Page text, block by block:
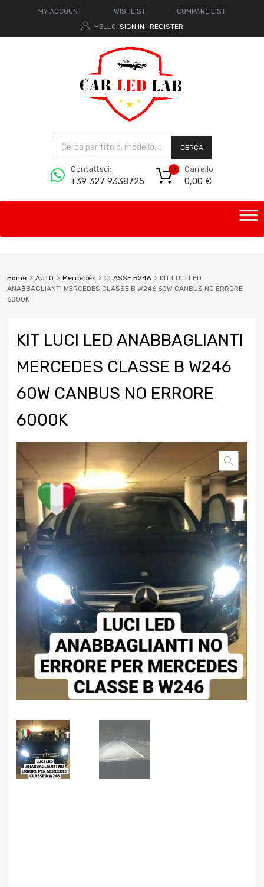
MY ACCOUNT WISHLIST
COMPARE LIST
HELLO. SIGN IN REGISTER
CERCA
Contattaci:
+39 327 9338725
Carrello
0,00 €
0
Home AUTO Mercedes CLASSE B246
KIT LUCI LED
ANABBAGLIANTI MERCEDES CLASSE B W246 60W CANBUS NO ERRORE
6000K
KIT LUCI LED ANABBAGLIANTI
MERCEDES CLASSE B W246
60W CANBUS NO ERRORE
6000K